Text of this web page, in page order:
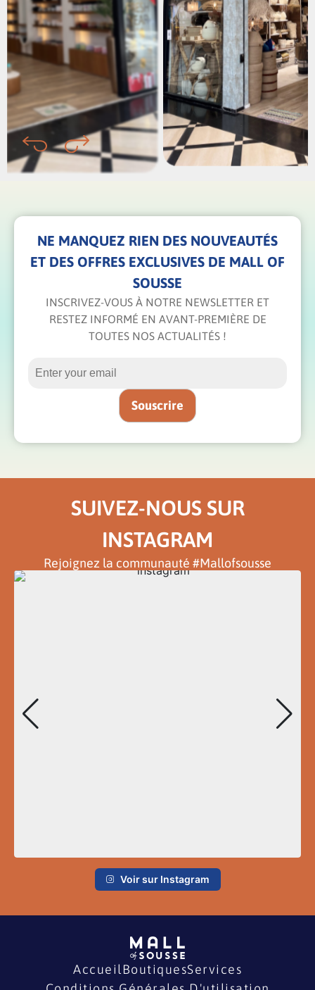
NE MANQUEZ RIEN DES NOUVEAUTÉS
ET DES OFFRES EXCLUSIVES DE MALL OF
SOUSSE
INSCRIVEZ-VOUS À NOTRE NEWSLETTER ET
RESTEZ INFORMÉ EN AVANT-PREMIÈRE DE
TOUTES NOS ACTUALITÉS !
SUIVEZ-NOUS SUR
INSTAGRAM
Rejoignez la communauté #Mallofsousse
Voir sur Instagram
Accueil BoutiquesServices